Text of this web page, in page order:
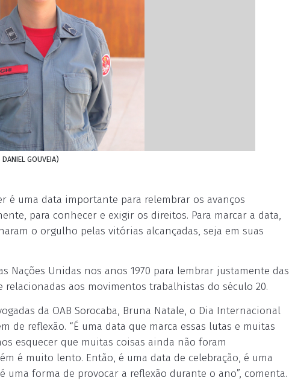
GOUVEIA)
é uma data importante para relembrar os avanços
para conhecer e exigir os direitos. Para marcar a data,
o orgulho pelas vitórias alcançadas, seja em suas
Unidas nos anos 1970 para lembrar justamente das
aos movimentos trabalhistas do século 20.
da OAB Sorocaba, Bruna Natale, o Dia Internacional
de reflexão. “É uma data que marca essas lutas e muitas
esquecer que muitas coisas ainda não foram
é muito lento. Então, é uma data de celebração, é uma
forma de provocar a reflexão durante o ano”, comenta.